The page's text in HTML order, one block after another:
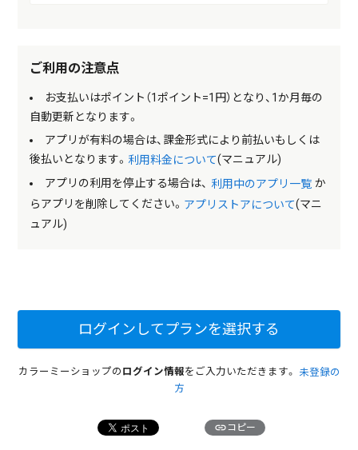
ご利用の注意点
お支払いはポイント（1ポイント=1円）となり、1か月毎の
自動更新となります。
アプリが有料の場合は、課金形式により前払いもしくは
後払いとなります。 利用料金について(マニュアル)
アプリの利用を停止する場合は、 利用中のアプリ一覧か
らアプリを削除してください。 アプリストアについて(マニ
ュアル)
ログインしてプランを選択する
カラーミーショップの ログイン情報をご入力いただきます。 未登録の
方
linkコピー